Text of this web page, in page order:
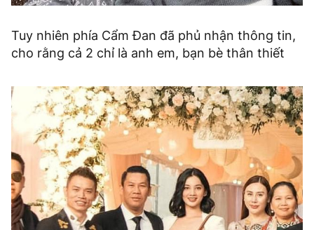
Tuy nhiên phía Cẩm Đan đã phủ nhận thông tin,
cho rằng cả 2 chỉ là anh em, bạn bè thân thiết